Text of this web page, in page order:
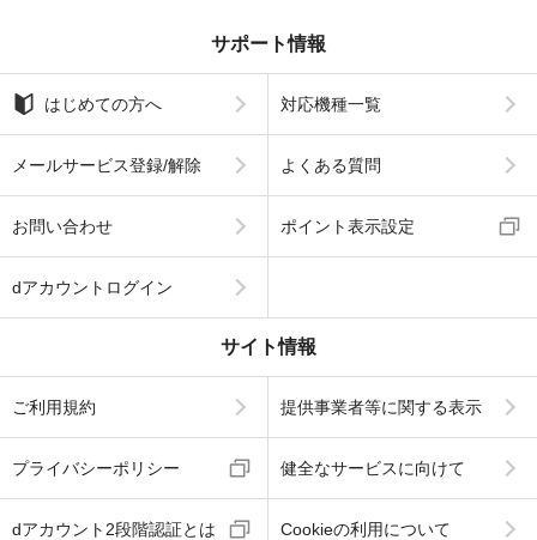
サポート情報
はじめての方へ 対応機種一覧
メールサービス登録/解除 よくある質問
お問い合わせ ポイント表示設定
dアカウントログイン
サイト情報
ご利用規約 提供事業者等に関する表示
プライバシーポリシー 健全なサービスに向けて
dアカウント2段階認証とは Cookieの利用について